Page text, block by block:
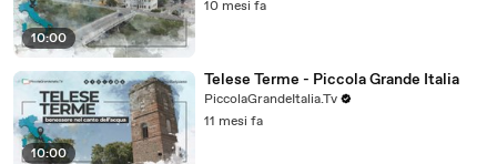
10:00
10 mesi fa
10:00
Telese Terme - Piccola Grande Italia
PiccolaGrandeItalia.Tv
11 mesi fa